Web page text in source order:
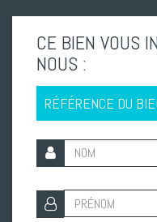
CE BIEN VOUS
NOUS :
RÉFÉRENCE DU